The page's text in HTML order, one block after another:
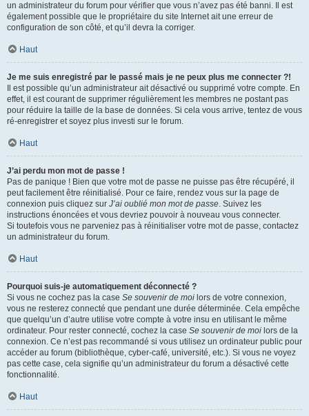
un administrateur du forum pour vérifier que vous n’avez pas été banni. Il est
également possible que le propriétaire du site Internet ait une erreur de
configuration de son côté, et qu’il devra la corriger.
Haut
Je me suis enregistré par le passé mais je ne peux plus me connecter ?!
Il est possible qu’un administrateur ait désactivé ou supprimé votre compte. En
effet, il est courant de supprimer régulièrement les membres ne postant pas
pour réduire la taille de la base de données. Si cela vous arrive, tentez de vous
ré-enregistrer et soyez plus investi sur le forum.
Haut
J’ai perdu mon mot de passe !
Pas de panique ! Bien que votre mot de passe ne puisse pas être récupéré, il
peut facilement être réinitialisé. Pour ce faire, rendez vous sur la page de
connexion puis cliquez sur J’ai oublié mon mot de passe. Suivez les
instructions énoncées et vous devriez pouvoir à nouveau vous connecter.
Si toutefois vous ne parveniez pas à réinitialiser votre mot de passe, contactez
un administrateur du forum.
Haut
Pourquoi suis-je automatiquement déconnecté ?
Si vous ne cochez pas la case Se souvenir de moi lors de votre connexion,
vous ne resterez connecté que pendant une durée déterminée. Cela empêche
que quelqu’un d’autre utilise votre compte à votre insu en utilisant le même
ordinateur. Pour rester connecté, cochez la case Se souvenir de moi lors de la
connexion. Ce n’est pas recommandé si vous utilisez un ordinateur public pour
accéder au forum (bibliothèque, cyber-café, université, etc.). Si vous ne voyez
pas cette case, cela signifie qu’un administrateur du forum a désactivé cette
fonctionnalité.
Haut